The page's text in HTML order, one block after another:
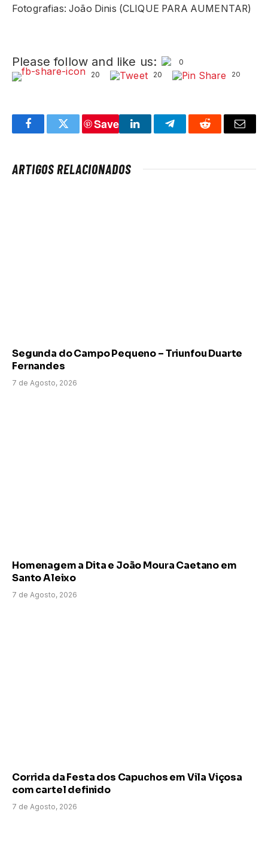
Fotografias: João Dinis (CLIQUE PARA AUMENTAR)
Please follow and like us:
0
20
20 20
FacebookTwitter
Save
LinkedInTelegramReddit Email
ARTIGOS RELACIONADOS
Segunda do Campo Pequeno – Triunfou Duarte
Fernandes
7 de Agosto, 2026
Homenagem a Dita e João Moura Caetano em
Santo Aleixo
7 de Agosto, 2026
Corrida da Festa dos Capuchos em Vila Viçosa
com cartel definido
7 de Agosto, 2026